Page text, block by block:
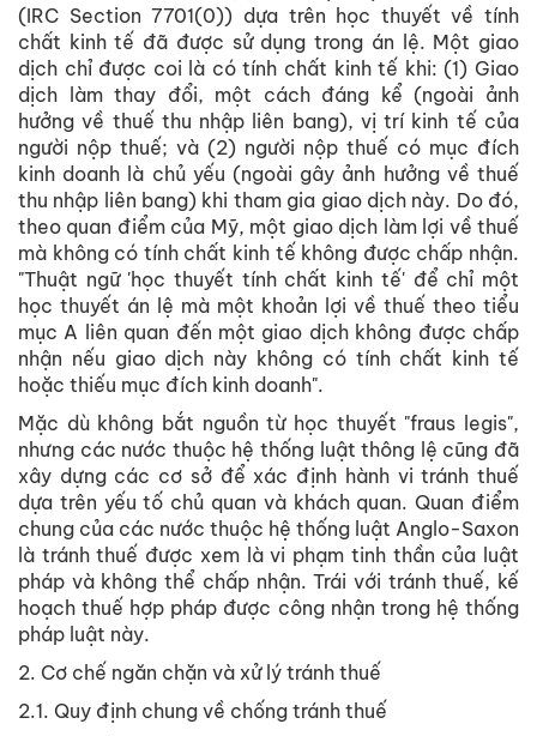
(IRC Section 7701(0)) dựa trên học thuyết về tính
chất kinh tế đã được sử dụng trong án lệ. Một giao
dịch chỉ được coi là có tính chất kinh tế khi: (1) Giao
dịch làm thay đổi, một cách đáng kể (ngoài ảnh
hưởng về thuế thu nhập liên bang), vị trí kinh tế của
người nộp thuế; và (2) người nộp thuế có mục đích
kinh doanh là chủ yếu (ngoài gây ảnh hưởng về thuế
thu nhập liên bang) khi tham gia giao dịch này. Do đó,
theo quan điểm của Mỹ, một giao dịch làm lợi về thuế
mà không có tính chất kinh tế không được chấp nhận.
"Thuật ngữ 'học thuyết tính chất kinh tế' để chỉ một
học thuyết án lệ mà một khoản lợi về thuế theo tiểu
mục A liên quan đến một giao dịch không được chấp
nhận nếu giao dịch này không có tính chất kinh tế
hoặc thiếu mục đích kinh doanh".
Mặc dù không bắt nguồn từ học thuyết "fraus legis",
nhưng các nước thuộc hệ thống luật thông lệ cũng đã
xây dựng các cơ sở để xác định hành vi tránh thuế
dựa trên yếu tố chủ quan và khách quan. Quan điểm
chung của các nước thuộc hệ thống luật Anglo-Saxon
là tránh thuế được xem là vi phạm tinh thần của luật
pháp và không thể chấp nhận. Trái với tránh thuế, kế
hoạch thuế hợp pháp được công nhận trong hệ thống
pháp luật này.
2. Cơ chế ngăn chặn và xử lý tránh thuế
2.1. Quy định chung về chống tránh thuế